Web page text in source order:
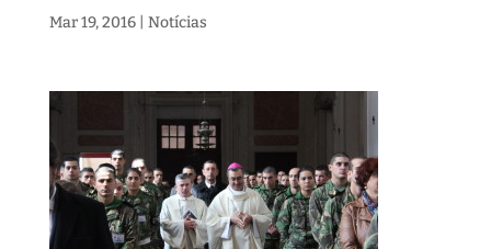
Mar 19, 2016| Notícias